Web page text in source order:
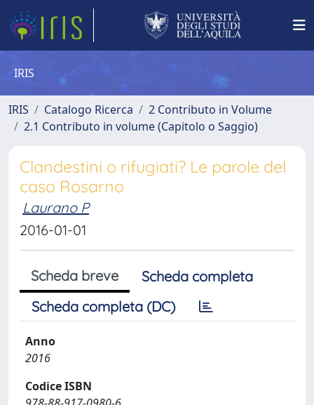
IRIS
IRIS Catalogo Ricerca
2 Contributo in Volume
2.1 Contributo in volume (Capitolo o Saggio)
Clandestini o rifugiati? Le parole del
caso Rosarno
Laurano P
2016-01-01
Scheda breve
Scheda completa
Scheda completa (DC)
Anno
2016
Codice ISBN